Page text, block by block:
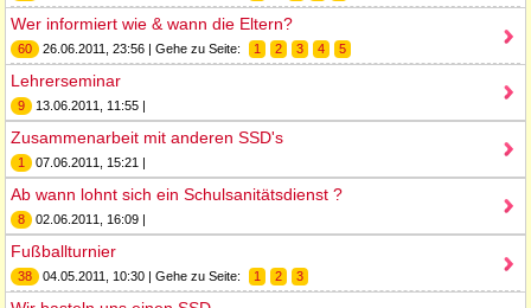
Wer informiert wie & wann die Eltern?
60 26.06.2011, 23:56 | Gehe zu Seite: 1 2 3 4 5
Lehrerseminar
9 13.06.2011, 11:55 |
Zusammenarbeit mit anderen SSD's
1 07.06.2011, 15:21 |
Ab wann lohnt sich ein Schulsanitätsdienst ?
8 02.06.2011, 16:09 |
Fußballturnier
38 04.05.2011, 10:30 | Gehe zu Seite: 1 2 3